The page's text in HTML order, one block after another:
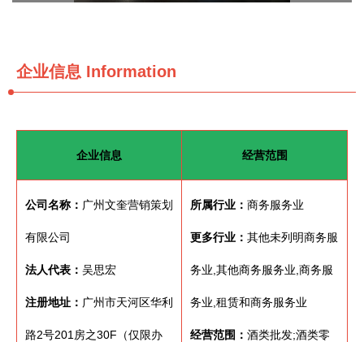
企业信息 Information
企业信息 经营范围
公司名称： 广州文奎营销策划
有限公司
法人代表： 吴思宏
注册地址： 广州市天河区华利
路2号201房之30F（仅限办
所属行业： 商务服务业
更多行业： 其他未列明商务服
务业,其他商务服务业,商务服
务业,租赁和商务服务业
经营范围： 酒类批发;酒类零